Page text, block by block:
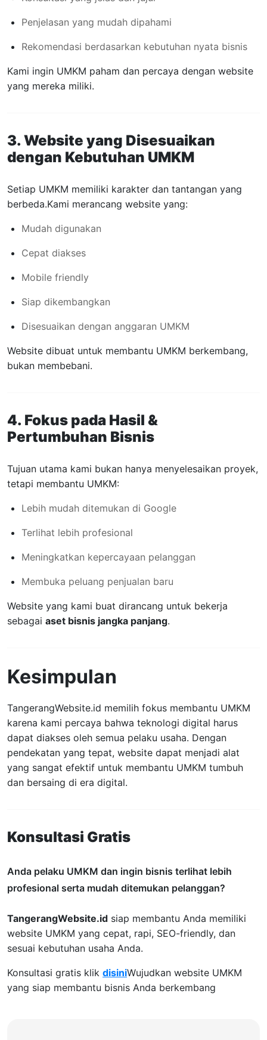
Penjelasan yang mudah dipahami
Rekomendasi berdasarkan kebutuhan nyata bisnis
Kami ingin UMKM paham dan percaya dengan website
yang mereka miliki.
3. Website yang Disesuaikan
dengan Kebutuhan UMKM
Setiap UMKM memiliki karakter dan tantangan yang
berbeda.Kami merancang website yang:
Mudah digunakan
Cepat diakses
Mobile friendly
Siap dikembangkan
Disesuaikan dengan anggaran UMKM
Website dibuat untuk membantu UMKM berkembang,
bukan membebani.
4. Fokus pada Hasil &
Pertumbuhan Bisnis
Tujuan utama kami bukan hanya menyelesaikan proyek,
tetapi membantu UMKM:
Lebih mudah ditemukan di Google
Terlihat lebih profesional
Meningkatkan kepercayaan pelanggan
Membuka peluang penjualan baru
Website yang kami buat dirancang untuk bekerja
sebagai aset bisnis jangka panjang.
Kesimpulan
TangerangWebsite.id memilih fokus membantu UMKM
karena kami percaya bahwa teknologi digital harus
dapat diakses oleh semua pelaku usaha. Dengan
pendekatan yang tepat, website dapat menjadi alat
yang sangat efektif untuk membantu UMKM tumbuh
dan bersaing di era digital.
Konsultasi Gratis
Anda pelaku UMKM dan ingin bisnis terlihat lebih
profesional serta mudah ditemukan pelanggan?
TangerangWebsite.id siap membantu Anda memiliki
website UMKM yang cepat, rapi, SEO-friendly, dan
sesuai kebutuhan usaha Anda.
Konsultasi gratis klik disiniWujudkan website UMKM
yang siap membantu bisnis Anda berkembang